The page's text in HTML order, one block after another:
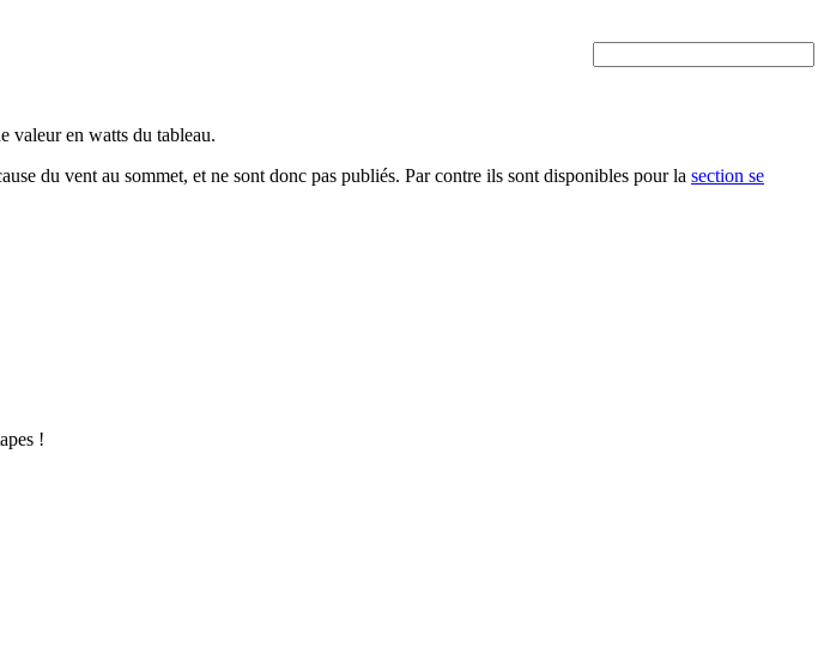
valeur en watts du tableau.
du vent au sommet, et ne sont donc pas publiés. Par contre ils sont disponibles pour la section se
!